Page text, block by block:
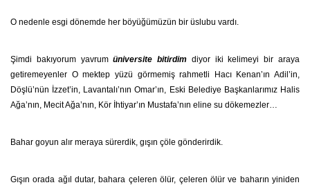
O nedenle esgi dönemde her böyüğümüzün bir üslubu vardı.
Şimdi bakıyorum yavrumüniversite bitirdim diyor iki kelimeyi bir araya
getiremeyenler O mektep yüzü görmemiş rahmetli Hacı Kenan’ın Adil’in,
Döşlü’nün İzzet’in, Lavantalı’nın Omar’ın, Eski Belediye Başkanlarımız Halis
Ağa’nın, Mecit Ağa’nın, Kör İhtiyar’ın Mustafa’nın eline su dökemezler…
Bahar goyun alır meraya sürerdik, gışın çöle gönderirdik.
Gışın orada ağıl dutar, bahara çeleren ölür, çeleren ölür ve baharın yiniden